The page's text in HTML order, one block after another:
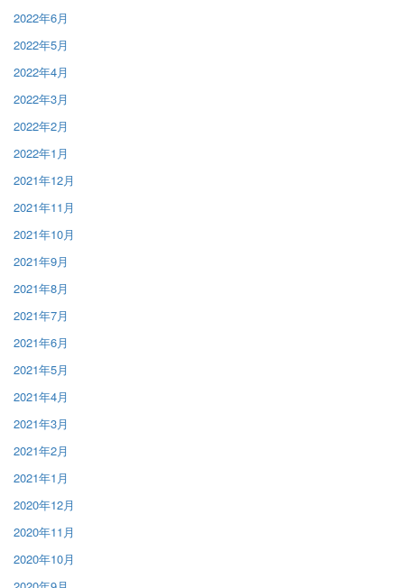
2022年6月
2022年5月
2022年4月
2022年3月
2022年2月
2022年1月
2021年12月
2021年11月
2021年10月
2021年9月
2021年8月
2021年7月
2021年6月
2021年5月
2021年4月
2021年3月
2021年2月
2021年1月
2020年12月
2020年11月
2020年10月